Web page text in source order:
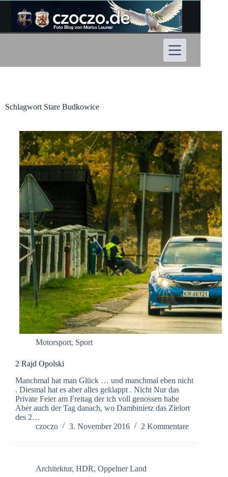
Inhalt
springen
Schlagwort Stare Budkowice
Motorsport, Sport
2 Rajd Opolski
Manchmal hat man Glück … und manchmal eben nicht
. Diesmal hat es aber alles geklappt . Nicht Nur das
Private Feier am Freitag der ich voll genossen habe
Aber auch der Tag danach, wo Dambinietz das Zielort
des 2…
czoczo
3. November 2016 2 Kommentare
Architektur, HDR, Oppelner Land